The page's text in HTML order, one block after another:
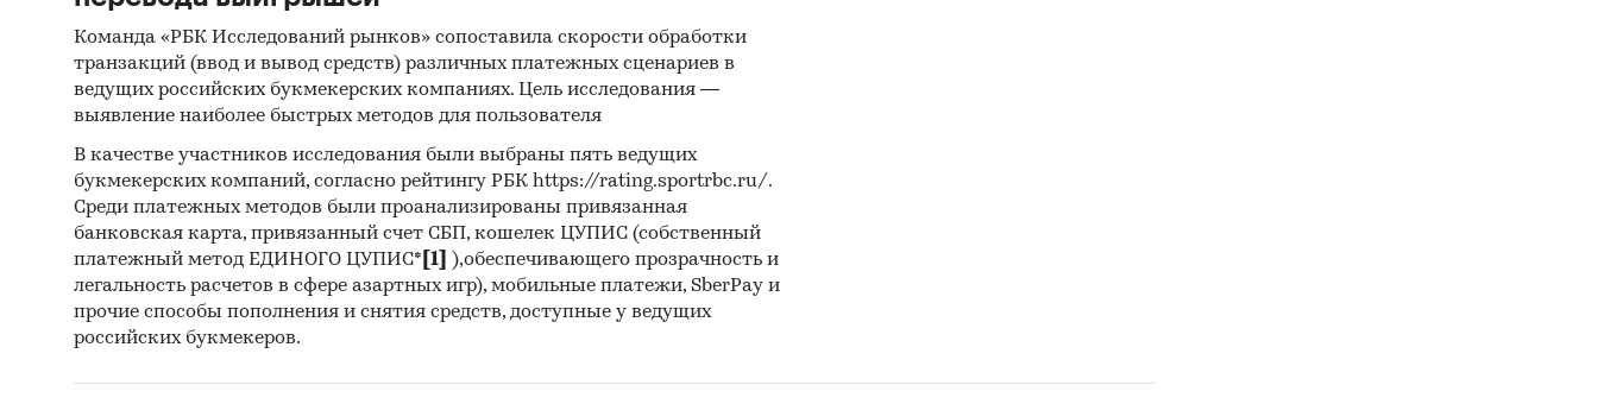
Команда «РБК Исследований рынков» сопоставила скорости обработки
транзакций (ввод и вывод средств) различных платежных сценариев в
ведущих российских букмекерских компаниях. Цель исследования —
выявление наиболее быстрых методов для пользователя
В качестве участников исследования были выбраны пять ведущих
букмекерских компаний, согласно рейтингу РБК https://rating.sportrbc.ru/.
Среди платежных методов были проанализированы привязанная
банковская карта, привязанный счет СБП, кошелек ЦУПИС (собственный
платежный метод ЕДИНОГО ЦУПИС* [1]
),обеспечивающего прозрачность и
легальность расчетов в сфере азартных игр), мобильные платежи, SberPay и
прочие способы пополнения и снятия средств, доступные у ведущих
российских букмекеров.